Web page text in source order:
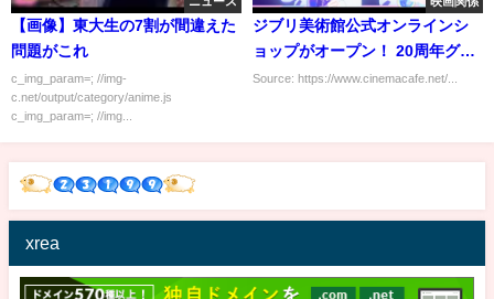
【画像】東大生の7割が間違えた
問題がこれ
c_img_param=; //img-
c.net/output/category/anime.js
c_img_param=; //img...
ジブリ美術館公式オンラインシ
ョップがオープン！ 20周年グッ
ズ特集も
Source: https://www.cinemacafe.net/...
xrea